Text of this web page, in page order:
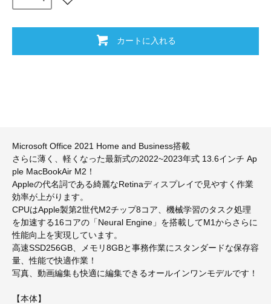
カートに入れる
Microsoft Office 2021 Home and Business搭載
さらに薄く、軽くなった最新式の2022~2023年式 13.6インチ Ap
ple MacBookAir M2！
Appleの代名詞である綺麗なRetinaディスプレイで見やすく作業
効率が上がります。
CPUはApple製第2世代M2チップ8コア、機械学習のタスク処理
を加速する16コアの「Neural Engine」を搭載してM1からさらに
性能向上を実現しています。
高速SSD256GB、メモリ8GBと事務作業にスタンダードな保存容
量、性能で快適作業！
写真、動画編集も快適に編集できるオールインワンモデルです！
【本体】